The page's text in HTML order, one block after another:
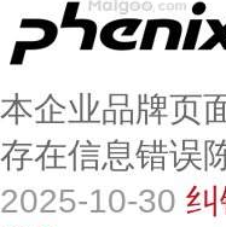
本企业品牌页
存在信息错误
2025-10-30